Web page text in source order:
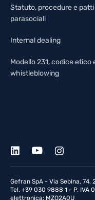
Statuto, procedure e patti
parasociali
Internal dealing
Modello 231, codice etico
whistleblowing
Gefran SpA - Via Sebina,
Tel. +39 030 9888 1 - P.
elettronica: MZO2A0U